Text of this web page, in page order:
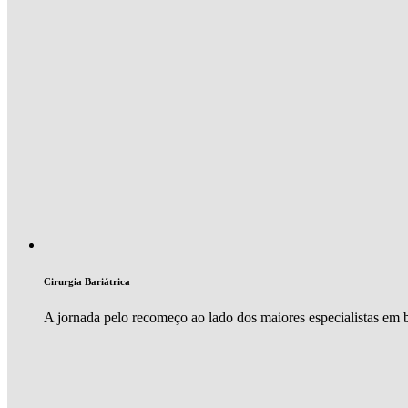
Cirurgia Bariátrica
A jornada pelo recomeço ao lado dos maiores especialistas em